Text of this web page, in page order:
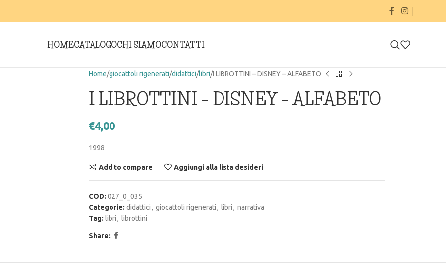
HOMECATALOGOCHI SIAMOCONTATTI
Home giocattoli rigenerati didattici libri I LIBROTTINI – DISNEY – ALFABETO
I LIBROTTINI – DISNEY – ALFABETO
€4,00
1998
Add to compare Aggiungi alla lista desideri
COD: 027_0_035
Categorie: didattici, giocattoli rigenerati, libri, narrativa
Tag: libri, librottini
Share: